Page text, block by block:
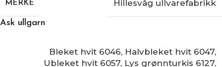
MERKE Hillesvåg ullvarefabrikk
Ask ullgarn
Bleket hvit 6046, Halvbleket hvit 6047,
Ubleket hvit 6057, Lys grønnturkis 6127,